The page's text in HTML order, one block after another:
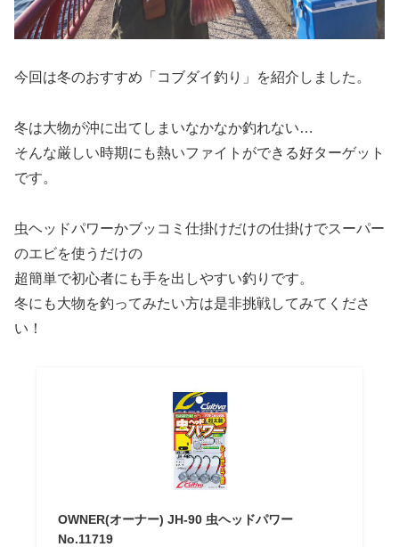
今回は冬のおすすめ「コブダイ釣り」を紹介しました。
冬は大物が沖に出てしまいなかなか釣れない…
そんな厳しい時期にも熱いファイトができる好ターゲット
です。
虫ヘッドパワーかブッコミ仕掛けだけの仕掛けでスーパー
のエビを使うだけの
超簡単で初心者にも手を出しやすい釣りです。
冬にも大物を釣ってみたい方は是非挑戦してみてくださ
い！
OWNER(オーナー) JH-90 虫ヘッドパワー
No.11719